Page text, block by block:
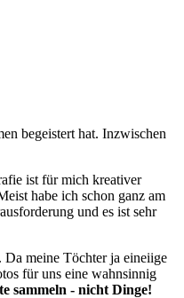
begeistert hat. Inzwischen
ist für mich kreativer
habe ich schon ganz am
und es ist sehr
meine Töchter ja eineiige
für uns eine wahnsinnig
sammeln - nicht Dinge!